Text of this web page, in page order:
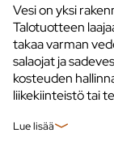
Vesi on yksi
Talotuotteen
takaa varman
salaojat ja
kosteuden
liikekiinteistö tai
Lue lisää